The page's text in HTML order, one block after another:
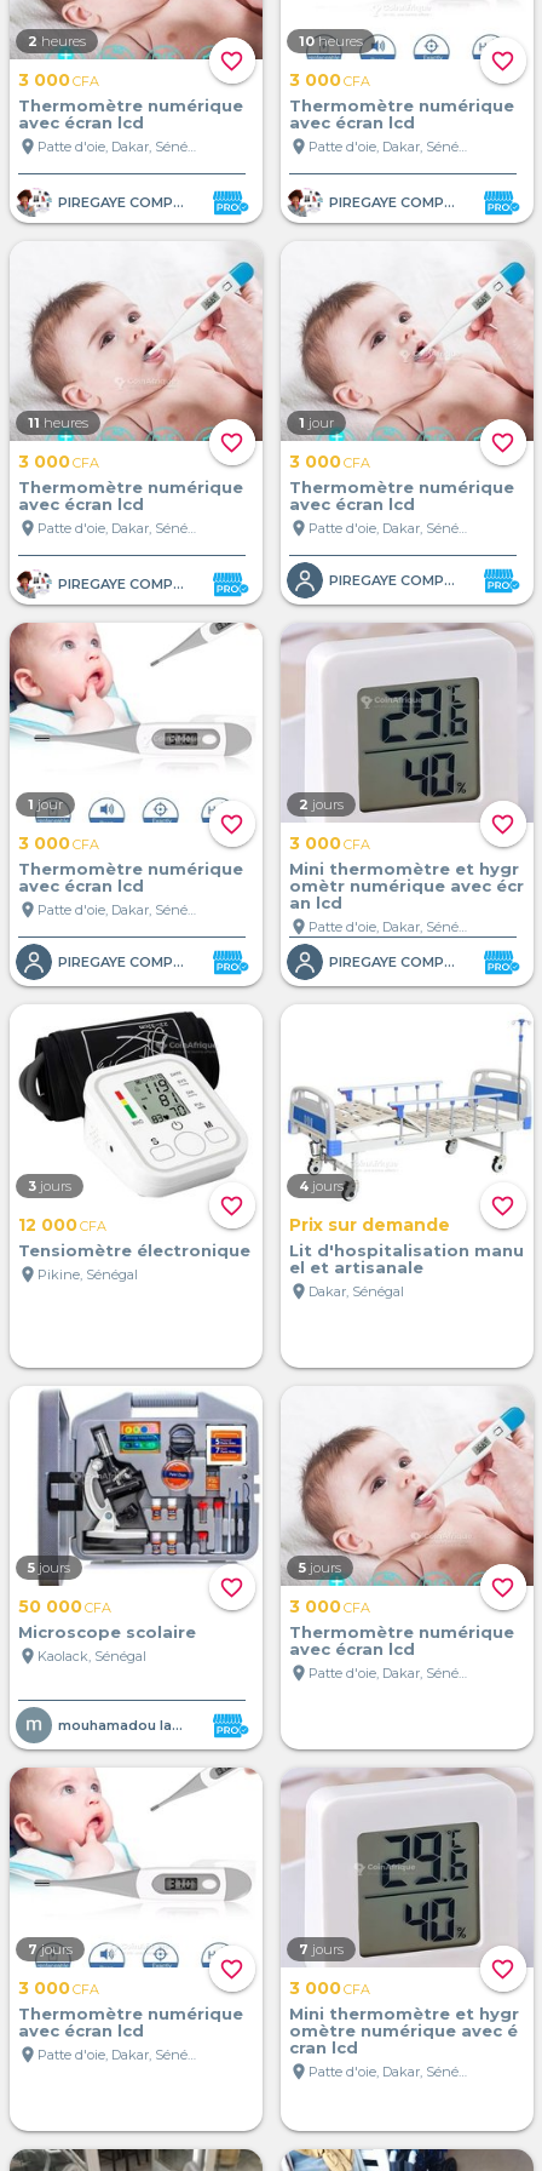
favorite_border
2 heures
3 000CFA
Thermomètre numérique
avec écran lcd
location_on
Patte d'oie, Dakar, Sénégal
PIREGAYE COMPANY
favorite_border
10 heures
3 000CFA
Thermomètre numérique
avec écran lcd
location_on
Patte d'oie, Dakar, Sénégal
PIREGAYE COMPANY
favorite_border
11 heures
3 000CFA
Thermomètre numérique
avec écran lcd
location_on
Patte d'oie, Dakar, Sénégal
PIREGAYE COMPANY
favorite_border
1 jour
3 000CFA
Thermomètre numérique
avec écran lcd
location_on
Patte d'oie, Dakar, Sénégal
PIREGAYE COMPANY 2
favorite_border
1 jour
3 000CFA
Thermomètre numérique
avec écran lcd
location_on
Patte d'oie, Dakar, Sénégal
PIREGAYE COMPANY 2
favorite_border
2 jours
3 000CFA
Mini thermomètre et hygr
omètr numérique avec écr
an lcd
location_on
Patte d'oie, Dakar, Sénégal
PIREGAYE COMPANY 2
favorite_border
3 jours
12 000CFA
Tensiomètre électronique
location_on Pikine, Sénégal
favorite_border
4 jours
Prix sur demande
Lit d'hospitalisation manu
el et artisanale
location_on Dakar, Sénégal
favorite_border
5 jours
50 000CFA
Microscope scolaire
location_on Kaolack, Sénégal
mouhamadou lamine diop
favorite_border
5 jours
3 000CFA
Thermomètre numérique
avec écran lcd
location_on
Patte d'oie, Dakar, Sénégal
favorite_border
7 jours
3 000CFA
Thermomètre numérique
avec écran lcd
location_on
Patte d'oie, Dakar, Sénégal
favorite_border
7 jours
3 000CFA
Mini thermomètre et hygr
omètre numérique avec é
cran lcd
location_on
Patte d'oie, Dakar, Sénégal